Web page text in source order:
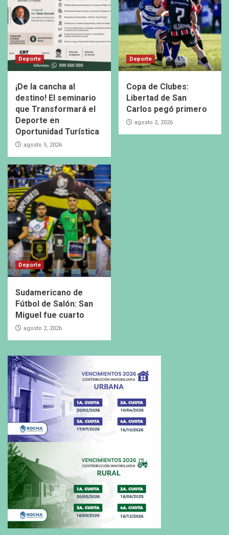
Deporte
¡De la cancha al
destino! El seminario
que Transformará el
Deporte en
Oportunidad Turística
agosto 5, 2026
Deporte
Copa de Clubes:
Libertad de San
Carlos pegó primero
agosto 2, 2026
Deporte
Sudamericano de
Fútbol de Salón: San
Miguel fue cuarto
agosto 2, 2026